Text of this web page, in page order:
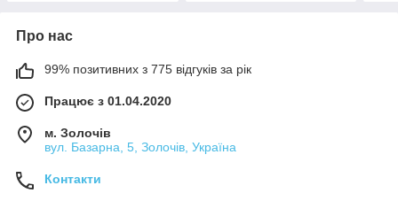
Про нас
99% позитивних з 775 відгуків за рік
Працює з 01.04.2020
м. Золочів
вул. Базарна, 5, Золочів, Україна
Контакти